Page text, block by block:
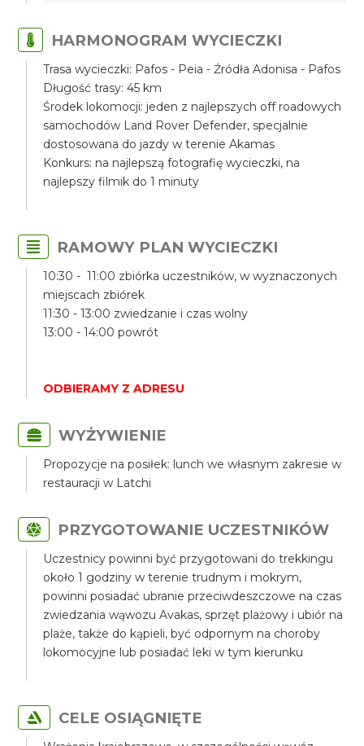
HARMONOGRAM WYCIECZKI
Trasa wycieczki: Pafos - Peia - Źródła Adonisa - Pafos
Długość trasy: 45 km
Środek lokomocji: jeden z najlepszych off roadowych
samochodów Land Rover Defender, specjalnie
dostosowana do jazdy w terenie Akamas
Konkurs: na najlepszą fotografię wycieczki, na
najlepszy filmik do 1 minuty
RAMOWY PLAN WYCIECZKI
10:30 - 11:00 zbiórka uczestników, w wyznaczonych
miejscach zbiórek
11:30 - 13:00 zwiedzanie i czas wolny
13:00 - 14:00 powrót
ODBIERAMY Z ADRESU
WYŻYWIENIE
Propozycje na posiłek: lunch we własnym zakresie w
restauracji w Latchi
PRZYGOTOWANIE UCZESTNIKÓW
Uczestnicy powinni być przygotowani do trekkingu
około 1 godziny w terenie trudnym i mokrym,
powinni posiadać ubranie przeciwdeszczowe na czas
zwiedzania wąwozu Avakas, sprzęt plażowy i ubiór na
plaże, także do kąpieli, być odpornym na choroby
lokomocyjne lub posiadać leki w tym kierunku
CELE OSIĄGNIĘTE